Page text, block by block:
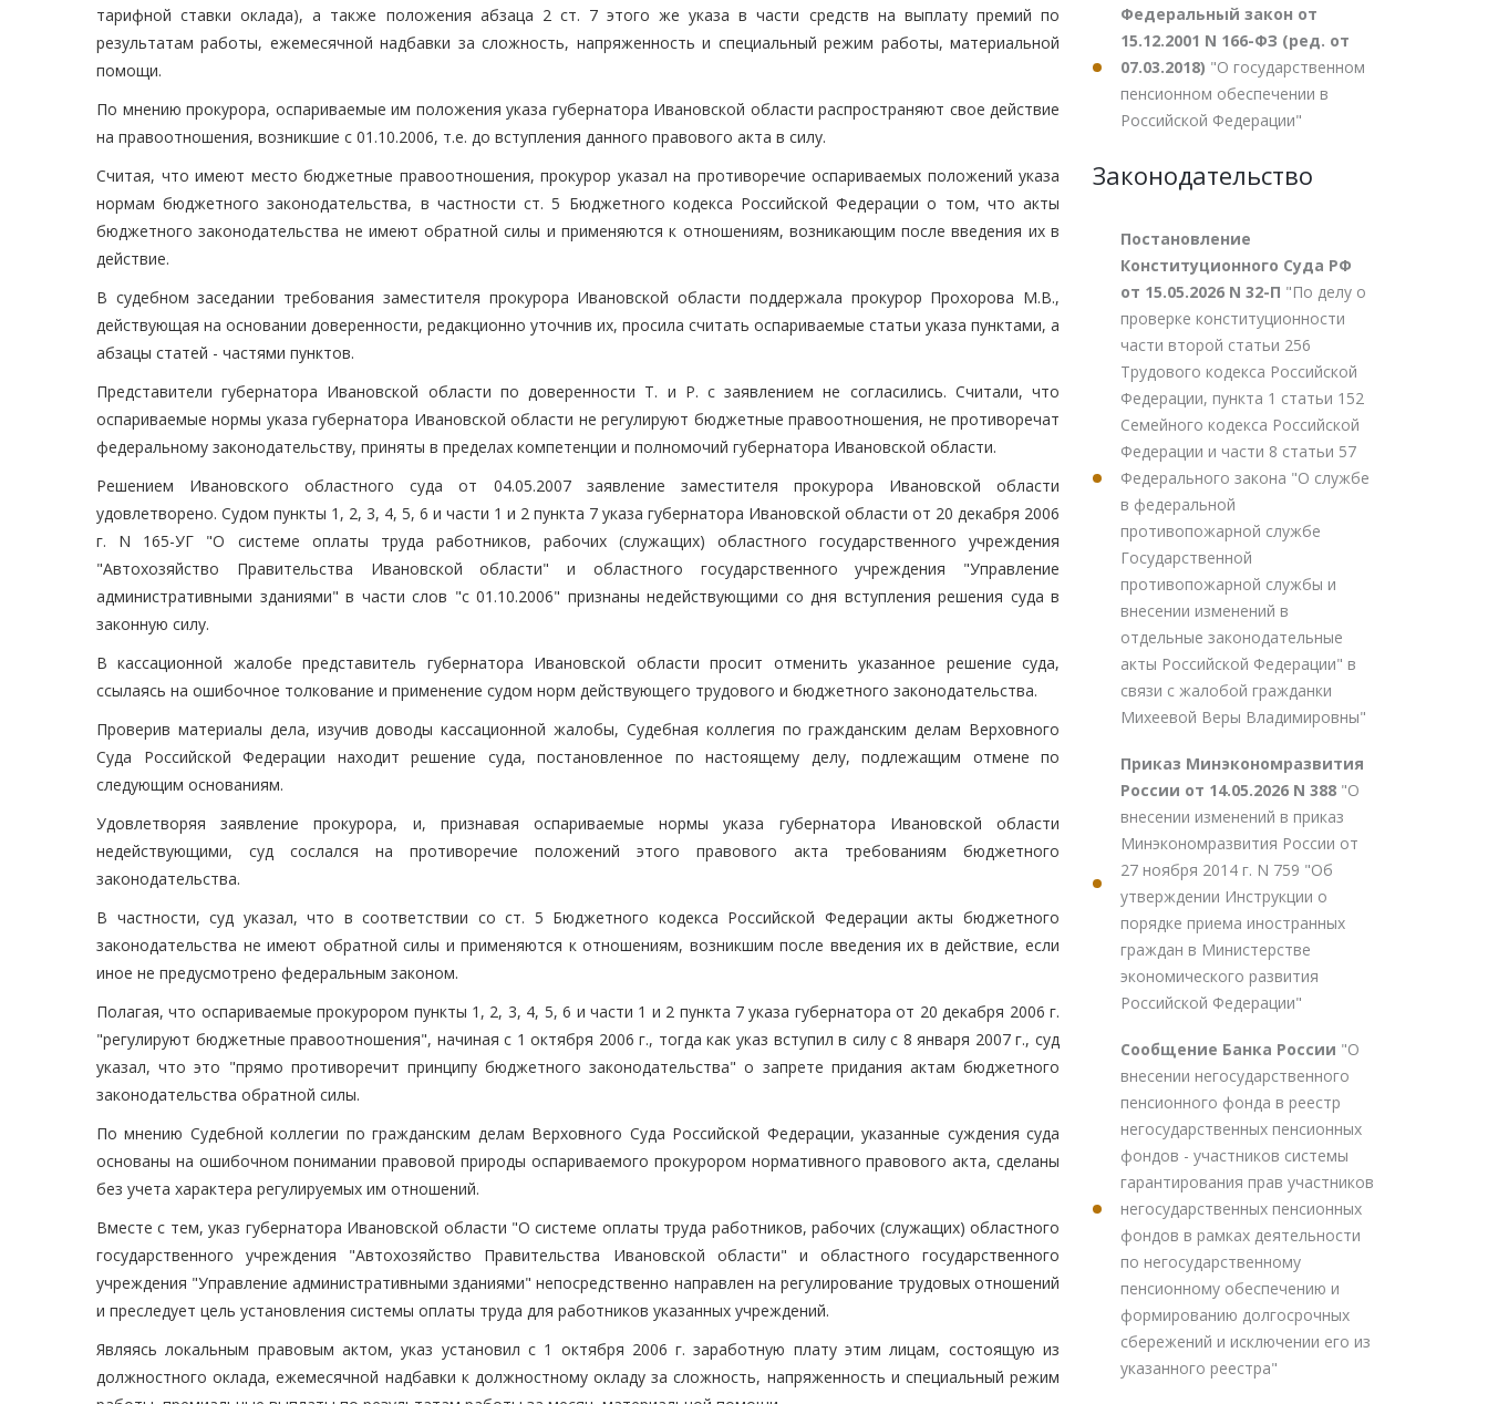
тарифной ставки оклада), а также положения абзаца 2 ст. 7 этого же указа в части средств на выплату премий по
результатам работы, ежемесячной надбавки за сложность, напряженность и специальный режим работы, материальной
помощи.
По мнению прокурора, оспариваемые им положения указа губернатора Ивановской области распространяют свое действие
на правоотношения, возникшие с 01.10.2006, т.е. до вступления данного правового акта в силу.
Считая, что имеют место бюджетные правоотношения, прокурор указал на противоречие оспариваемых положений указа
нормам бюджетного законодательства, в частности ст. 5 Бюджетного кодекса Российской Федерации о том, что акты
бюджетного законодательства не имеют обратной силы и применяются к отношениям, возникающим после введения их в
действие.
В судебном заседании требования заместителя прокурора Ивановской области поддержала прокурор Прохорова М.В.,
действующая на основании доверенности, редакционно уточнив их, просила считать оспариваемые статьи указа пунктами, а
абзацы статей - частями пунктов.
Представители губернатора Ивановской области по доверенности Т. и Р. с заявлением не согласились. Считали, что
оспариваемые нормы указа губернатора Ивановской области не регулируют бюджетные правоотношения, не противоречат
федеральному законодательству, приняты в пределах компетенции и полномочий губернатора Ивановской области.
Решением Ивановского областного суда от 04.05.2007 заявление заместителя прокурора Ивановской области
удовлетворено. Судом пункты 1, 2, 3, 4, 5, 6 и части 1 и 2 пункта 7 указа губернатора Ивановской области от 20 декабря 2006
г. N 165-УГ "О системе оплаты труда работников, рабочих (служащих) областного государственного учреждения
"Автохозяйство Правительства Ивановской области" и областного государственного учреждения "Управление
административными зданиями" в части слов "с 01.10.2006" признаны недействующими со дня вступления решения суда в
законную силу.
В кассационной жалобе представитель губернатора Ивановской области просит отменить указанное решение суда,
ссылаясь на ошибочное толкование и применение судом норм действующего трудового и бюджетного законодательства.
Проверив материалы дела, изучив доводы кассационной жалобы, Судебная коллегия по гражданским делам Верховного
Суда Российской Федерации находит решение суда, постановленное по настоящему делу, подлежащим отмене по
следующим основаниям.
Удовлетворяя заявление прокурора, и, признавая оспариваемые нормы указа губернатора Ивановской области
недействующими, суд сослался на противоречие положений этого правового акта требованиям бюджетного
законодательства.
В частности, суд указал, что в соответствии со ст. 5 Бюджетного кодекса Российской Федерации акты бюджетного
законодательства не имеют обратной силы и применяются к отношениям, возникшим после введения их в действие, если
иное не предусмотрено федеральным законом.
Полагая, что оспариваемые прокурором пункты 1, 2, 3, 4, 5, 6 и части 1 и 2 пункта 7 указа губернатора от 20 декабря 2006 г.
"регулируют бюджетные правоотношения", начиная с 1 октября 2006 г., тогда как указ вступил в силу с 8 января 2007 г., суд
указал, что это "прямо противоречит принципу бюджетного законодательства" о запрете придания актам бюджетного
законодательства обратной силы.
По мнению Судебной коллегии по гражданским делам Верховного Суда Российской Федерации, указанные суждения суда
основаны на ошибочном понимании правовой природы оспариваемого прокурором нормативного правового акта, сделаны
без учета характера регулируемых им отношений.
Вместе с тем, указ губернатора Ивановской области "О системе оплаты труда работников, рабочих (служащих) областного
государственного учреждения "Автохозяйство Правительства Ивановской области" и областного государственного
учреждения "Управление административными зданиями" непосредственно направлен на регулирование трудовых отношений
и преследует цель установления системы оплаты труда для работников указанных учреждений.
Являясь локальным правовым актом, указ установил с 1 октября 2006 г. заработную плату этим лицам, состоящую из
должностного оклада, ежемесячной надбавки к должностному окладу за сложность, напряженность и специальный режим
Федеральный закон от
15.12.2001 N 166-ФЗ (ред. от
07.03.2018) "О государственном
пенсионном обеспечении в
Российской Федерации"
Законодательство
Постановление
Конституционного Суда РФ
от 15.05.2026 N 32-П "По делу о
проверке конституционности
части второй статьи 256
Трудового кодекса Российской
Федерации, пункта 1 статьи 152
Семейного кодекса Российской
Федерации и части 8 статьи 57
Федерального закона "О службе
в федеральной
противопожарной службе
Государственной
противопожарной службы и
внесении изменений в
отдельные законодательные
акты Российской Федерации" в
связи с жалобой гражданки
Михеевой Веры Владимировны"
Приказ Минэкономразвития
России от 14.05.2026 N 388 "О
внесении изменений в приказ
Минэкономразвития России от
27 ноября 2014 г. N 759 "Об
утверждении Инструкции о
порядке приема иностранных
граждан в Министерстве
экономического развития
Российской Федерации"
Сообщение Банка России "О
внесении негосударственного
пенсионного фонда в реестр
негосударственных пенсионных
фондов - участников системы
гарантирования прав участников
негосударственных пенсионных
фондов в рамках деятельности
по негосударственному
пенсионному обеспечению и
формированию долгосрочных
сбережений и исключении его из
указанного реестра"